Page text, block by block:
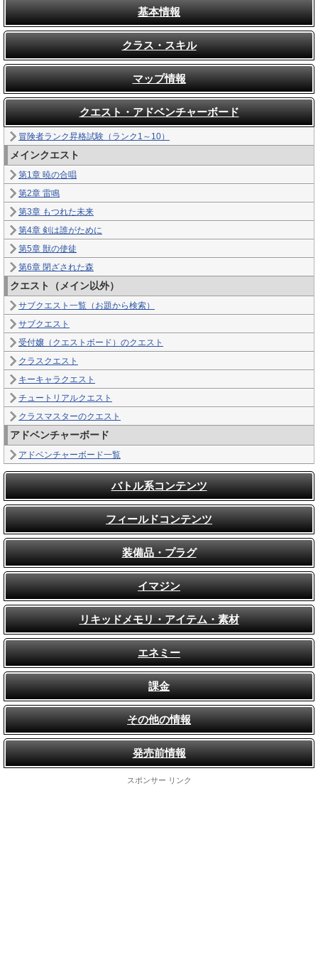
基本情報
クラス・スキル
マップ情報
クエスト・アドベンチャーボード
冒険者ランク昇格試験（ランク1～10）
メインクエスト
第1章 暁の合唱
第2章 雷鳴
第3章 もつれた未来
第4章 剣は誰がために
第5章 獣の使徒
第6章 閉ざされた森
クエスト（メイン以外）
サブクエスト一覧（お題から検索）
サブクエスト
受付嬢（クエストボード）のクエスト
クラスクエスト
キーキャラクエスト
チュートリアルクエスト
クラスマスターのクエスト
アドベンチャーボード
アドベンチャーボード一覧
バトル系コンテンツ
フィールドコンテンツ
装備品・プラグ
イマジン
リキッドメモリ・アイテム・素材
エネミー
課金
その他の情報
発売前情報
スポンサー リンク